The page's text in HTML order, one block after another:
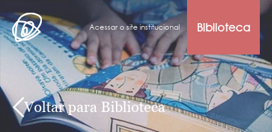
Acessar o site institucional Biblioteca
Voltar para Biblioteca